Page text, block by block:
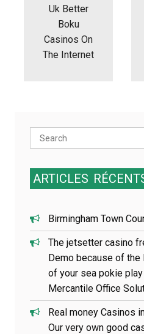
Uk Better
Boku
Casinos On
The Internet
Search
for:
ARTICLES
Birmingham Town
The jetsetter casino
Demo because of
of your sea pokie
Mercantile Office
Real money Casinos
Our very own good